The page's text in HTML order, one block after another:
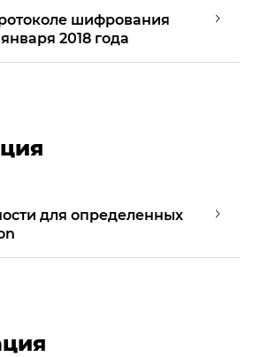
шифрования
2018 года
для определенных